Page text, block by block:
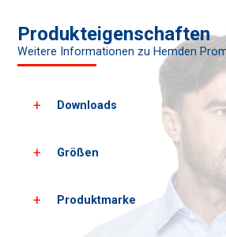
Produkteigenschaften
Weitere Informationen zu Hemden
Downloads
Laden Sie alle Produktbilder
Laden Sie PDF-Karten
Größen
XS
Produktmarke